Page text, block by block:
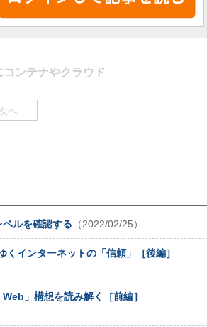
ンテナやクラウド
へ
ルを確認する （2022/02/25）
インターネットの「信頼」［後編］
」構想を読み解く［前編］